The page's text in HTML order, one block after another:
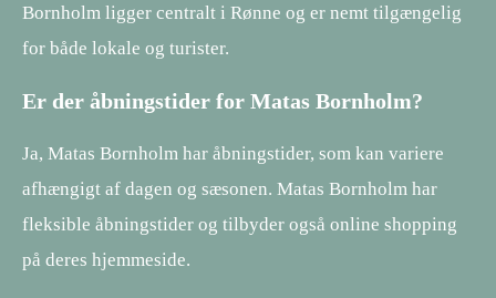
Bornholm ligger centralt i Rønne og er nemt tilgængelig
for både lokale og turister.
Er der åbningstider for Matas Bornholm?
Ja, Matas Bornholm har åbningstider, som kan variere
afhængigt af dagen og sæsonen. Matas Bornholm har
fleksible åbningstider og tilbyder også online shopping
på deres hjemmeside.